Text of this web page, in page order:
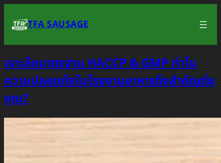
content
TFA SAUSAGE
เจาะลึกมาตรฐาน HACCP & GMP ทำไม
ความปลอดภัยในโรงงานอาหารถึงสำคัญต่อ
คุณ?